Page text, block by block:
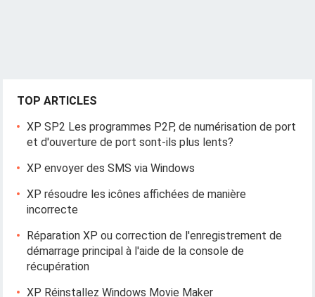
TOP ARTICLES
XP SP2 Les programmes P2P, de numérisation de port
et d'ouverture de port sont-ils plus lents?
XP envoyer des SMS via Windows
XP résoudre les icônes affichées de manière
incorrecte
Réparation XP ou correction de l'enregistrement de
démarrage principal à l'aide de la console de
récupération
XP Réinstallez Windows Movie Maker